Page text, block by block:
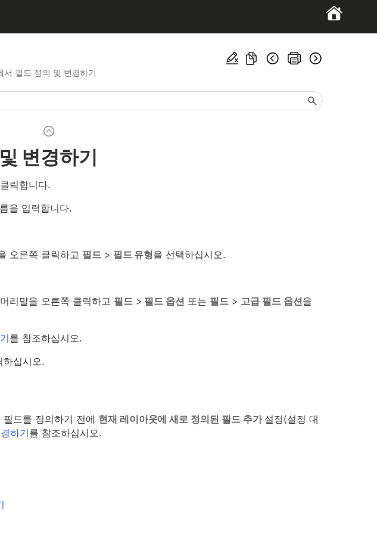
서 필드 정의 및 변경하기
변경하기
릭합니다.
을 입력합니다.
오른쪽 클릭하고 필드> 필드 유형을 선택하십시오.
리말을 오른쪽 클릭하고 필드> 필드 옵션 또는 필드 > 고급 필드 옵션을
를 참조하십시오.
하십시오.
드를 정의하기 전에 현재 레이아웃에 새로 정의된 필드 추가 설정(설정 대
하기를 참조하십시오.